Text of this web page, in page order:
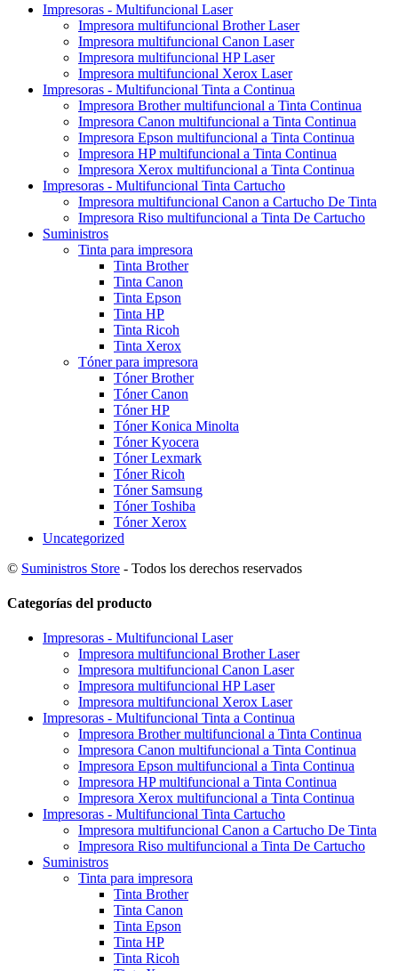
Impresoras - Multifuncional Laser
Impresora multifuncional Brother Laser
Impresora multifuncional Canon Laser
Impresora multifuncional HP Laser
Impresora multifuncional Xerox Laser
Impresoras - Multifuncional Tinta a Continua
Impresora Brother multifuncional a Tinta Continua
Impresora Canon multifuncional a Tinta Continua
Impresora Epson multifuncional a Tinta Continua
Impresora HP multifuncional a Tinta Continua
Impresora Xerox multifuncional a Tinta Continua
Impresoras - Multifuncional Tinta Cartucho
Impresora multifuncional Canon a Cartucho De Tinta
Impresora Riso multifuncional a Tinta De Cartucho
Suministros
Tinta para impresora
Tinta Brother
Tinta Canon
Tinta Epson
Tinta HP
Tinta Ricoh
Tinta Xerox
Tóner para impresora
Tóner Brother
Tóner Canon
Tóner HP
Tóner Konica Minolta
Tóner Kyocera
Tóner Lexmark
Tóner Ricoh
Tóner Samsung
Tóner Toshiba
Tóner Xerox
Uncategorized
© Suministros Store - Todos los derechos reservados
Categorías del producto
Impresoras - Multifuncional Laser
Impresora multifuncional Brother Laser
Impresora multifuncional Canon Laser
Impresora multifuncional HP Laser
Impresora multifuncional Xerox Laser
Impresoras - Multifuncional Tinta a Continua
Impresora Brother multifuncional a Tinta Continua
Impresora Canon multifuncional a Tinta Continua
Impresora Epson multifuncional a Tinta Continua
Impresora HP multifuncional a Tinta Continua
Impresora Xerox multifuncional a Tinta Continua
Impresoras - Multifuncional Tinta Cartucho
Impresora multifuncional Canon a Cartucho De Tinta
Impresora Riso multifuncional a Tinta De Cartucho
Suministros
Tinta para impresora
Tinta Brother
Tinta Canon
Tinta Epson
Tinta HP
Tinta Ricoh